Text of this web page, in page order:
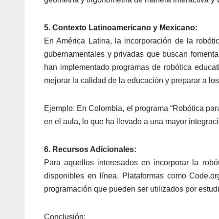
5. Contexto Latinoamericano y Mexicano:
En América Latina, la incorporación de la
gubernamentales y privadas que buscan
han implementado programas de robótica
mejorar la calidad de la educación y preparar a
Ejemplo: En Colombia, el programa “Robótica
en el aula, lo que ha llevado a una mayor
6. Recursos Adicionales:
Para aquellos interesados en incorporar la
disponibles en línea. Plataformas como
programación que pueden ser utilizados por
Conclusión: